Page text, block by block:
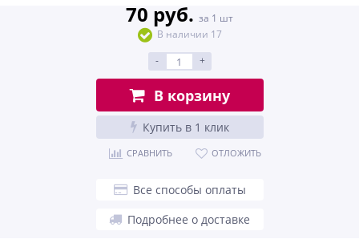
70 руб. за 1 шт
В наличии 17
-
+
В корзину
Купить в 1 клик
СРАВНИТЬ ОТЛОЖИТЬ
Все способы оплаты
Подробнее о доставке